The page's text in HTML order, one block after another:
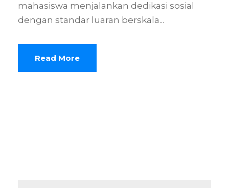
mahasiswa menjalankan dedikasi sosial
dengan standar luaran berskala...
Read More